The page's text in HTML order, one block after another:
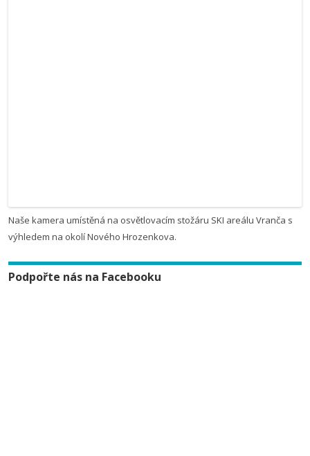
Naše kamera umístěná na osvětlovacím stožáru SKI areálu Vranča s
výhledem na okolí Nového Hrozenkova.
Podpořte nás na Facebooku